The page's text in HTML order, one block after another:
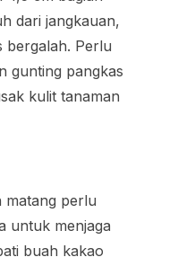
dari jangkauan,
bergalah. Perlu
gunting pangkas
kulit tanaman
matang perlu
untuk menjaga
buah kakao